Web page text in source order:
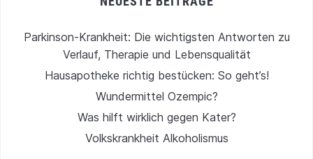
Parkinson-Krankheit: Die wichtigsten Antworten zu
Verlauf, Therapie und Lebensqualität
Hausapotheke richtig bestücken: So geht’s!
Wundermittel Ozempic?
Was hilft wirklich gegen Kater?
Volkskrankheit Alkoholismus